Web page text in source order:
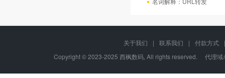
关于我们 | 联系我们 | 付款方式
|
Copyright © 2023-2025 西枫数码, All rights reserved. 代理